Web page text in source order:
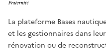
La plateforme Bases
et les gestionnaires dans
rénovation ou de